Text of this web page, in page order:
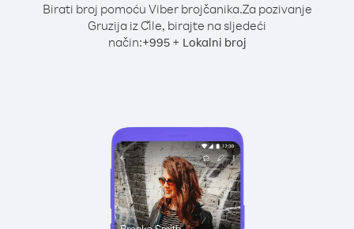
Birati broj pomoću Viber brojčanika.Za pozivanje
Gruzija iz Čile, birajte na sljedeći
način:+995+ Lokalni broj